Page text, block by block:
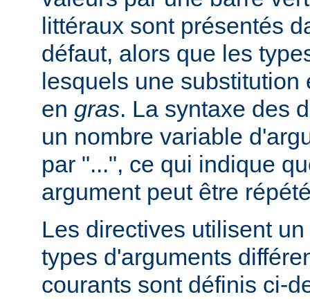
littéraux sont présentés
défaut, alors que les
lesquels une substitution
en gras. La syntaxe des
un nombre variable
par "...", ce qui indique
argument peut être
Les directives utilisent
types d'arguments
courants sont définis ci-